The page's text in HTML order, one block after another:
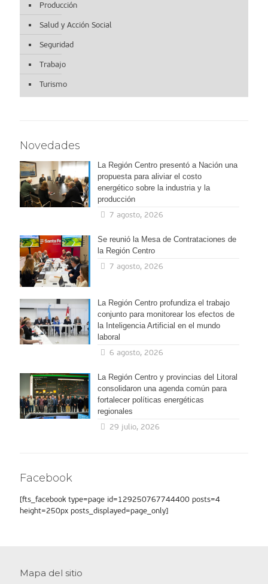
Producción
Salud y Acción Social
Seguridad
Trabajo
Turismo
Novedades
La Región Centro presentó a Nación una
propuesta para aliviar el costo
energético sobre la industria y la
producción
7 agosto, 2026
Se reunió la Mesa de Contrataciones de
la Región Centro
7 agosto, 2026
La Región Centro profundiza el trabajo
conjunto para monitorear los efectos de
la Inteligencia Artificial en el mundo
laboral
6 agosto, 2026
La Región Centro y provincias del Litoral
consolidaron una agenda común para
fortalecer políticas energéticas
regionales
29 julio, 2026
Facebook
[fts_facebook type=page id=129250767744400 posts=4
height=250px posts_displayed=page_only]
Mapa del sitio